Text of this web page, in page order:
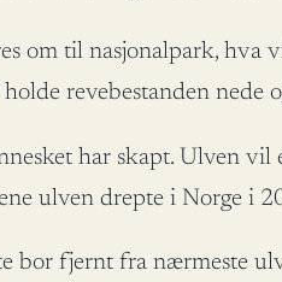
om til nasjonalpark,
revebestanden nede
har skapt. Ulven
ulven drepte i Norge
bor fjernt fra nærmeste